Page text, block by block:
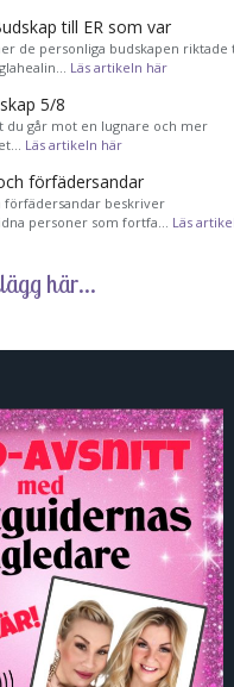
till ER som var
de personliga budskapen riktade
Läs artikeln här
5/8
du går mot en lugnare och mer
Läs artikeln här
förfädersandar
förfädersandar beskriver
personer som fortfa… Läs
här...